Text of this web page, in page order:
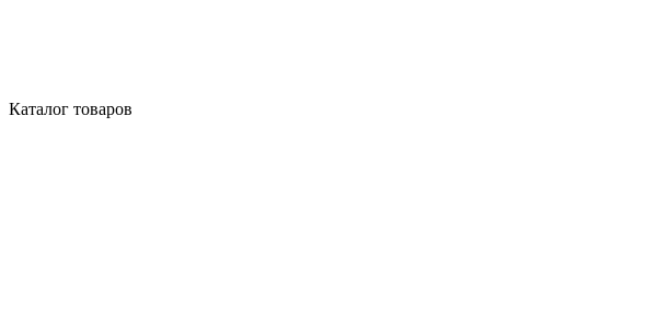
Каталог товаров